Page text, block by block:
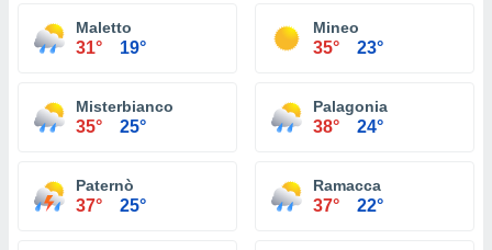
Maletto
31° 19°
Mineo
35° 23°
Misterbianco
35° 25°
Palagonia
38° 24°
Paternò
37° 25°
Ramacca
37° 22°